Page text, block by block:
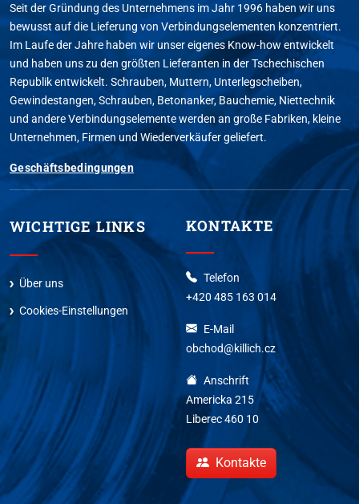
Seit der Gründung des Unternehmens im Jahr 1996 haben wir uns
bewusst auf die Lieferung von Verbindungselementen konzentriert.
Im Laufe der Jahre haben wir unser eigenes Know-how entwickelt
und haben uns zu den größten Lieferanten in der Tschechischen
Republik entwickelt. Schrauben, Muttern, Unterlegscheiben,
Gewindestangen, Schrauben, Betonanker, Bauchemie, Niettechnik
und andere Verbindungselemente werden an große Fabriken, kleine
Unternehmen, Firmen und Wiederverkäufer geliefert.
Geschäftsbedingungen
WICHTIGE LINKS
Über uns
Cookies-Einstellungen
KONTAKTE
Telefon
+420 485 163 014
E-Mail
obchod@killich.cz
Anschrift
Americka 215
Liberec 460 10
Kontakte